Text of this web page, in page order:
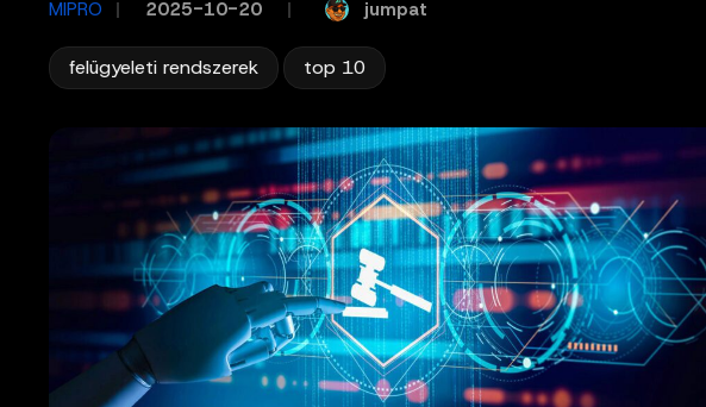
MIPRO 2025-10-20 jumpat
felügyeleti rendszerek top 10